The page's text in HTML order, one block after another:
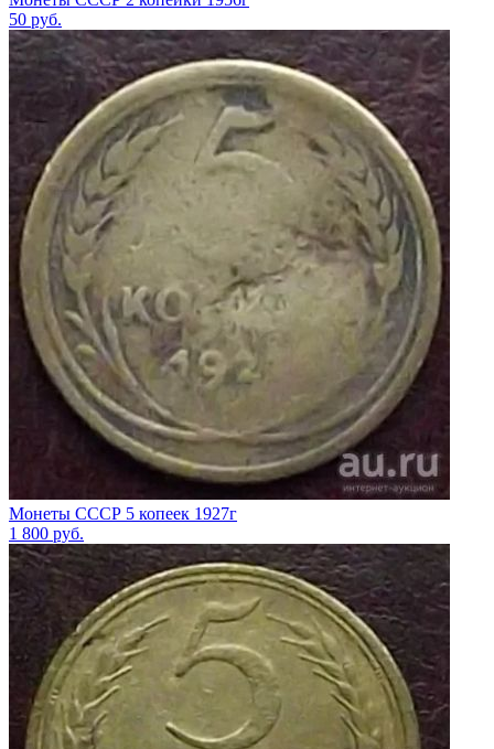
50 руб.
Монеты СССР 5 копеек 1927г
1 800 руб.